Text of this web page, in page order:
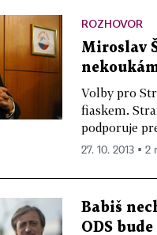
ROZHOVOR
Miroslav
Volby pro
fiaskem.
podporuje
27. 10. 2013 ▪ 2
Babiš
ODS